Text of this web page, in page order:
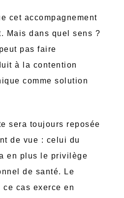
cet accompagnement
Mais dans quel sens ?
pas faire
à la contention
comme solution
sera toujours reposée
de vue : celui du
en plus le privilège
de santé. Le
cas exerce en